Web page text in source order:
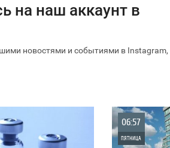
на наш аккаунт в
новостями и событиями в Instagram,
06:57
ПЯТНИЦА